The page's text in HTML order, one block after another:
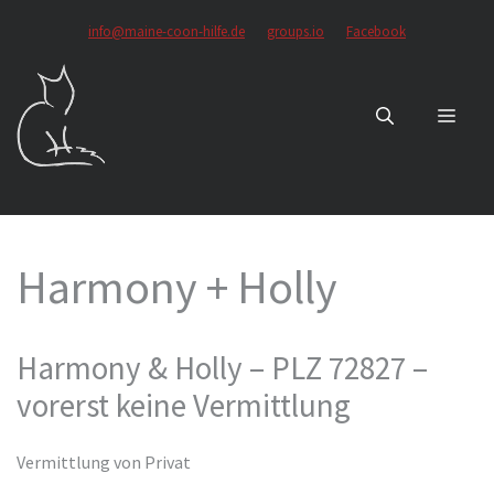
springen
info@maine-coon-hilfe.de groups.io Facebook
Harmony + Holly
Harmony & Holly – PLZ 72827 –
vorerst keine Vermittlung
Vermittlung von Privat